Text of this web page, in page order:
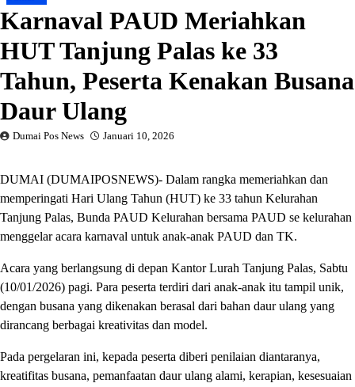
Karnaval PAUD Meriahkan
HUT Tanjung Palas ke 33
Tahun, Peserta Kenakan Busana
Daur Ulang
Dumai Pos News Januari 10, 2026
DUMAI (DUMAIPOSNEWS)- Dalam rangka memeriahkan dan
memperingati Hari Ulang Tahun (HUT) ke 33 tahun Kelurahan
Tanjung Palas, Bunda PAUD Kelurahan bersama PAUD se kelurahan
menggelar acara karnaval untuk anak-anak PAUD dan TK.
Acara yang berlangsung di depan Kantor Lurah Tanjung Palas, Sabtu
(10/01/2026) pagi. Para peserta terdiri dari anak-anak itu tampil unik,
dengan busana yang dikenakan berasal dari bahan daur ulang yang
dirancang berbagai kreativitas dan model.
Pada pergelaran ini, kepada peserta diberi penilaian diantaranya,
kreatifitas busana, pemanfaatan daur ulang alami, kerapian, kesesuaian